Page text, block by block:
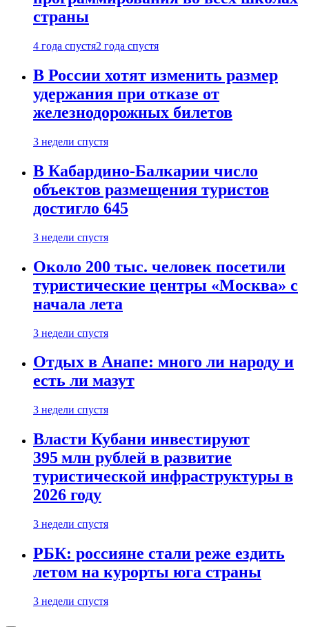
страны
4 года спустя2 года спустя
В России хотят изменить размер
удержания при отказе от
железнодорожных билетов
3 недели спустя
В Кабардино-Балкарии число
объектов размещения туристов
достигло 645
3 недели спустя
Около 200 тыс. человек посетили
туристические центры «Москва» с
начала лета
3 недели спустя
Отдых в Анапе: много ли народу и
есть ли мазут
3 недели спустя
Власти Кубани инвестируют
395 млн рублей в развитие
туристической инфраструктуры в
2026 году
3 недели спустя
РБК: россияне стали реже ездить
летом на курорты юга страны
3 недели спустя